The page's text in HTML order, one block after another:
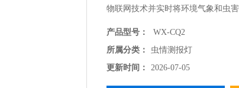
物联网技术并实时将环境气象和虫
产品型号：
WX-CQ2
所属分类：
虫情测报灯
更新时间：
2026-07-05